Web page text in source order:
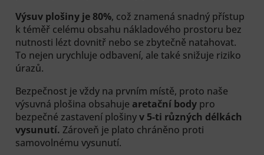
Výsuv plošiny je 80%, což znamená snadný přístup
k téměř celému obsahu nákladového prostoru bez
nutnosti lézt dovnitř nebo se zbytečně natahovat.
To nejen urychluje odbavení, ale také snižuje riziko
úrazů.
Bezpečnost je vždy na prvním místě, proto naše
výsuvná plošina obsahuje aretační bodypro
bezpečné zastavení plošinyv 5-ti různých délkách
vysunutí. Zároveň je plato chráněno proti
samovolnému vysunutí.